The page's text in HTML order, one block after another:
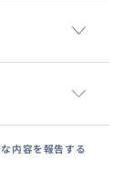
内容を報告する